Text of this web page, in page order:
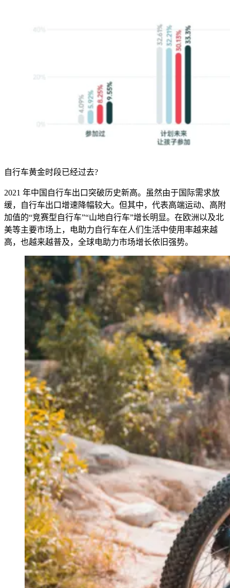
自行车黄金时段已经过去?
2021 年中国自行车出口突破历史新高。虽然由于国际需求放
缓，自行车出口增速降幅较大。但其中，代表高端运动、高附
加值的“竞赛型自行车”“山地自行车”增长明显。在欧洲以及北
美等主要市场上，电助力自行车在人们生活中使用率越来越
高，也越来越普及，全球电助力市场增长依旧强势。